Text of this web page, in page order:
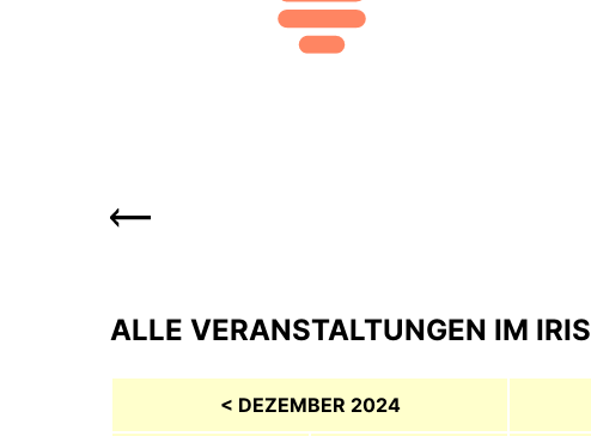
ALLE VERANSTALTUNGEN IM IRIS
< DEZEMBER 2024